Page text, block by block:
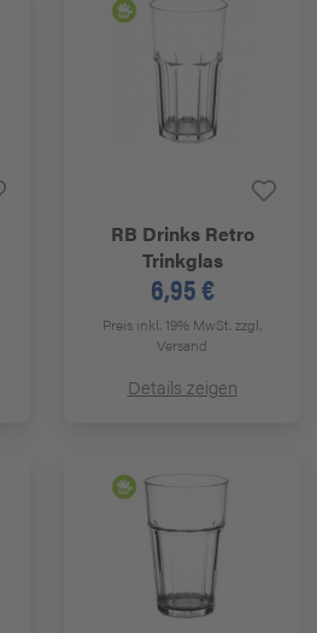
RB DrinksRetro
Trinkglas
6,95 €
Preis inkl. 19% MwSt.zzgl.
Versand
Details zeigen